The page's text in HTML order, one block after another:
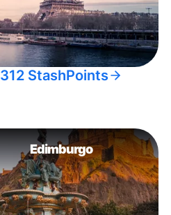
312 StashPoints
Edimburgo